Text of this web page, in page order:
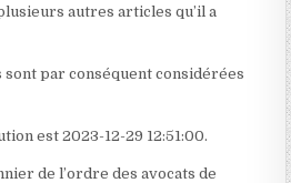
autres articles qu’il a
par conséquent considérées
est 2023-12-29 12:51:00.
de l’ordre des avocats de